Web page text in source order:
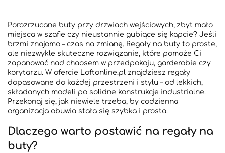
Porozrzucane buty przy drzwiach wejściowych, zbyt mało
miejsca w szafie czy nieustannie gubiące się kapcie? Jeśli
brzmi znajomo – czas na zmianę. Regały na buty to proste,
ale niezwykle skuteczne rozwiązanie, które pomoże Ci
zapanować nad chaosem w przedpokoju, garderobie czy
korytarzu. W ofercie Loftonline.pl znajdziesz regały
dopasowane do każdej przestrzeni i stylu – od lekkich,
składanych modeli po solidne konstrukcje industrialne.
Przekonaj się, jak niewiele trzeba, by codzienna
organizacja obuwia stała się szybka i prosta.
Dlaczego warto postawić na regały na
buty?